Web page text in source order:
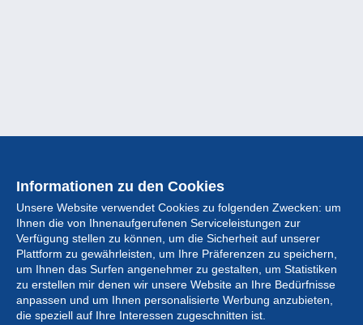
Informationen zu den Cookies
Unsere Website verwendet Cookies zu folgenden Zwecken: um
Ihnen die von Ihnenaufgerufenen Serviceleistungen zur
Verfügung stellen zu können, um die Sicherheit auf unserer
Plattform zu gewährleisten, um Ihre Präferenzen zu speichern,
um Ihnen das Surfen angenehmer zu gestalten, um Statistiken
zu erstellen mir denen wir unsere Website an Ihre Bedürfnisse
anpassen und um Ihnen personalisierte Werbung anzubieten,
die speziell auf Ihre Interessen zugeschnitten ist.
Sammlung